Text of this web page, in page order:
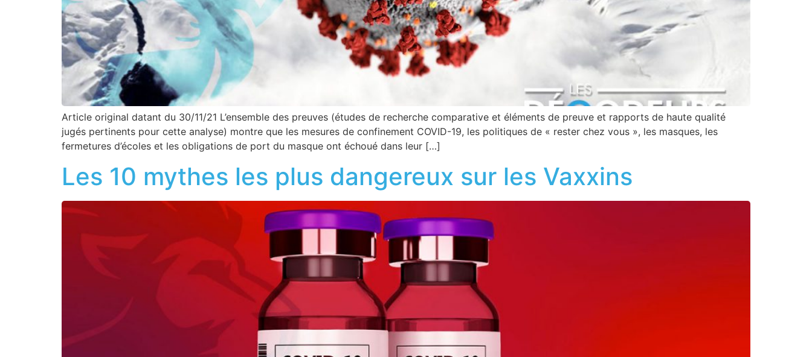
Article original datant du 30/11/21 L’ensemble des preuves (études de recherche comparative et éléments de preuve et rapports de haute qualité
jugés pertinents pour cette analyse) montre que les mesures de confinement COVID-19, les politiques de « rester chez vous », les masques, les
fermetures d’écoles et les obligations de port du masque ont échoué dans leur […]
Les 10 mythes les plus dangereux sur les Vaxxins